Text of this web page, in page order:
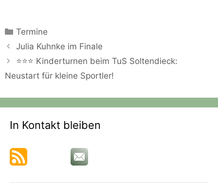
Kategorien
Termine
Julia Kuhnke im Finale
⭐⭐⭐ Kinderturnen beim TuS Soltendieck:
Neustart für kleine Sportler!
In Kontakt bleiben